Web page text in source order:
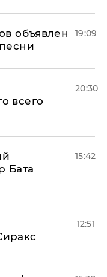
объявлен
19:09
всего
20:30
Бата
15:42
12:51